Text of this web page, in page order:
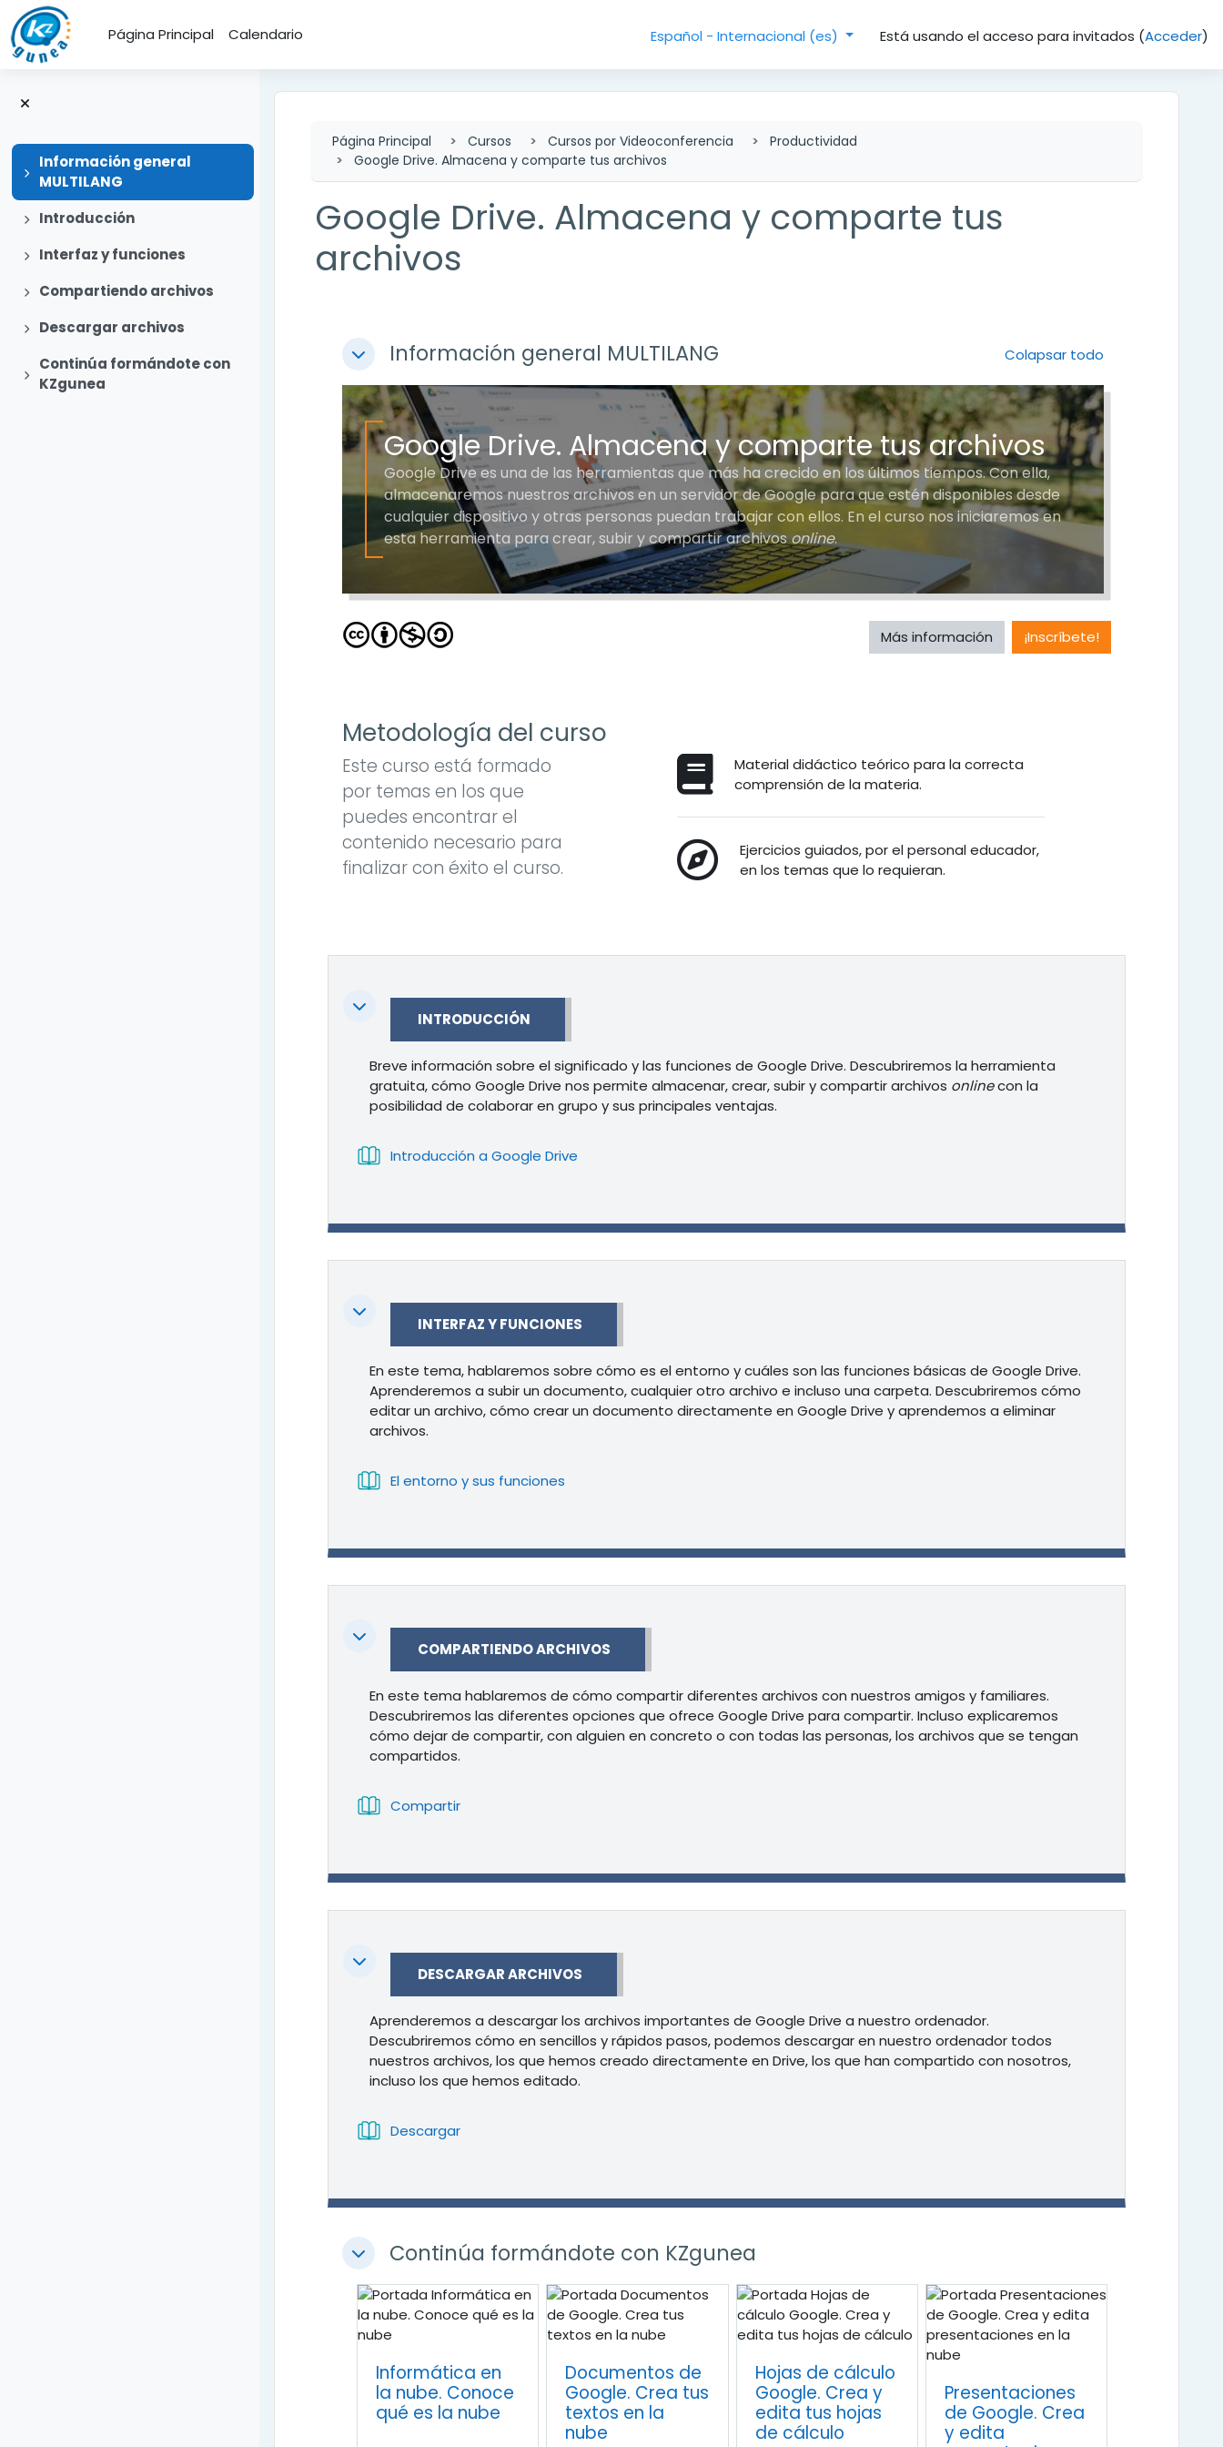
Salta al contenido principal
Página Principal
Calendario Español - Internacional ‎(es)‎ Está usando el acceso para invitados (Acceder)
Expandir
Información general
MULTILANG
Expandir
Introducción
Expandir
Interfaz y funciones
Expandir
Compartiendo archivos
Expandir
Descargar archivos
Expandir
Continúa formándote con
KZgunea
Página Principal Cursos Cursos por Videoconferencia
Productividad
Google Drive. Almacena y comparte tus archivos
Google Drive. Almacena y comparte tus
archivos
Perfilado de sección
ColapsarInformación general MULTILANG Colapsar todo
Google Drive. Almacena y comparte tus archivos
Google Drive es una de las herramientas que más ha crecido en los últimos tiempos. Con ella,
almacenaremos nuestros archivos en un servidor de Google para que estén disponibles desde
cualquier dispositivo y otras personas puedan trabajar con ellos. En el curso nos iniciaremos en
esta herramienta para crear, subir y compartir archivosonline.
Más información ¡Inscríbete!
Metodología del curso
Este curso está formado
por temas en los que
puedes encontrar el
contenido necesario para
finalizar con éxito el curso.
Material didáctico teórico para la correcta
comprensión de la materia.
Ejercicios guiados, por el personal educador,
en los temas que lo requieran.
Colapsar INTRODUCCIÓN
Breve información sobre el significado y las funciones de Google Drive. Descubriremos la herramienta
gratuita, cómo Google Drive nos permite almacenar, crear, subir y compartir archivos onlinecon la
posibilidad de colaborar en grupo y sus principales ventajas.
Introducción a Google Drive
Colapsar INTERFAZ Y FUNCIONES
En este tema, hablaremos sobre cómo es el entorno y cuáles son las funciones básicas de Google Drive.
Aprenderemos a subir un documento, cualquier otro archivo e incluso una carpeta. Descubriremos cómo
editar un archivo, cómo crear un documento directamente en Google Drive y aprendemos a eliminar
archivos.
El entorno y sus funciones
Colapsar COMPARTIENDO ARCHIVOS
En este tema hablaremos de cómo compartir diferentes archivos con nuestros amigos y familiares.
Descubriremos las diferentes opciones que ofrece Google Drive para compartir. Incluso explicaremos
cómo dejar de compartir, con alguien en concreto o con todas las personas, los archivos que se tengan
compartidos.
CompartirLibro
Colapsar DESCARGAR ARCHIVOS
Aprenderemos a descargar los archivos importantes de Google Drive a nuestro ordenador.
Descubriremos cómo en sencillos y rápidos pasos, podemos descargar en nuestro ordenador todos
nuestros archivos, los que hemos creado directamente en Drive, los que han compartido con nosotros,
incluso los que hemos editado.
DescargarLibro
ColapsarContinúa formándote con KZgunea
Informática en
la nube. Conoce
qué es la nube
Documentos de
Google. Crea tus
textos en la
nube
Hojas de cálculo
Google. Crea y
edita tus hojas
de cálculo
Presentaciones
de Google. Crea
y edita